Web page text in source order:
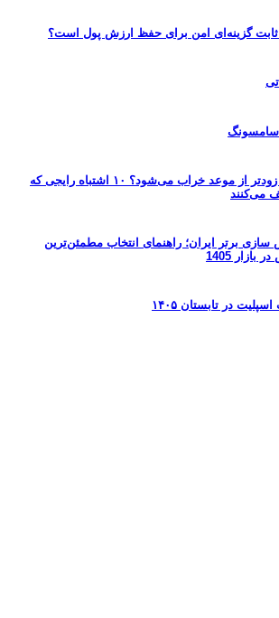
ثابت گزینه‌ای امن برای حفظ ارزش پول است؟
سامسونگ
چرا باتری خودرو زودتر از موعد خراب می‌شود؟ ۱۰ اشتباه رایجی که
می‌کنند
سازی برتر ایران؛ راهنمای انتخاب مطمئن‌ترین
1405
در تابستان ۱۴۰۵